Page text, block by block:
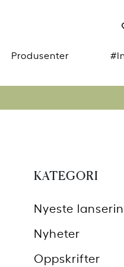
Produsenter
KATEGORI
Nyeste
Nyheter
Oppskrifter